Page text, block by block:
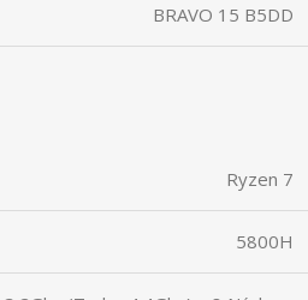
BRAVO 15 B5DD
Ryzen 7
5800H